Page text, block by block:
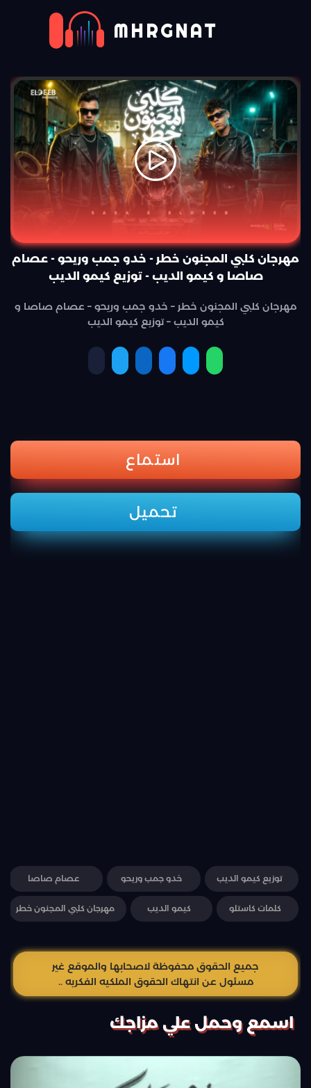
MHRGNAT
مهرجان كلبي المجنون خطر - خدو جمب وريحو - عصام
صاصا و كيمو الديب - توزيع كيمو الديب
مهرجان كلبي المجنون خطر – خدو جمب وريحو – عصام صاصا و
كيمو الديب – توزيع كيمو الديب
استماع
تحميل
توزيع كيمو الديب خدو جمب وريحو عصام صاصا
كلمات كاستلو كيمو الديب مهرجان كلبي المجنون خطر
جميع الحقوق محفوظة لاصحابها والموقع غير
مسئول عن انتهاك الحقوق الملكيه الفكريه ..
اسمع وحمل علي مزاجك